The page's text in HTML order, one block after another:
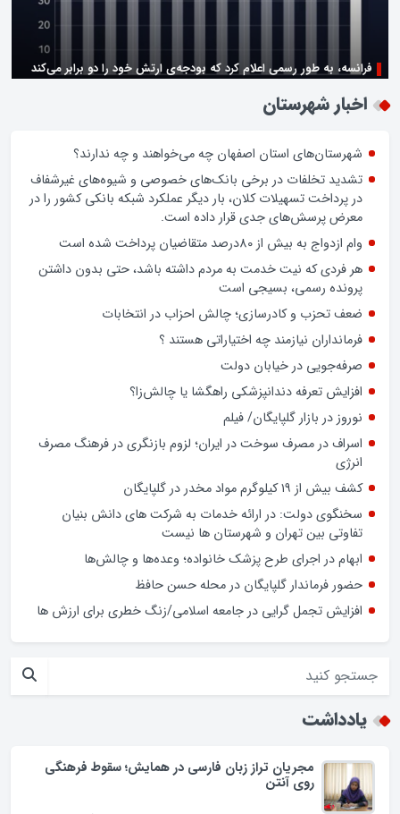
فرانسه، به طور رسمی اعلام کرد که بودجه‌ی ارتش خود را دو برابر می‌کند
زن اگر خوب باشه یه زندگی حالش خوبه/روز زن مبارک
اخبار شهرستان
شهرستان‌های استان اصفهان چه می‌خواهند و چه ندارند؟
تشدید تخلفات در برخی بانک‌های خصوصی و شیوه‌های غیرشفاف
در پرداخت تسهیلات کلان، بار دیگر عملکرد شبکه بانکی کشور را در
معرض پرسش‌های جدی قرار داده است.
وام ازدواج به بیش از 80درصد متقاضیان پرداخت شده است
هر فردی که نیت خدمت به مردم داشته باشد، حتی بدون داشتن
پرونده رسمی، بسیجی است
ضعف تحزب و کادرسازی؛ چالش احزاب در انتخابات
فرمانداران نیازمند چه اختیاراتی هستند ؟
صرفه‌جویی در خیابان دولت
افزایش تعرفه دندانپزشکی راهگشا یا چالش‌زا؟
نوروز در بازار گلپایگان/ فیلم
اسراف در مصرف سوخت در ایران؛ لزوم بازنگری در فرهنگ مصرف
انرژی
کشف بیش از ۱۹ کیلوگرم مواد مخدر در گلپایگان
سخنگوی دولت: در ارائه خدمات به شرکت های دانش بنیان
تفاوتی بین تهران و شهرستان ها نیست
افزایش تجمل گرایی در جامعه اسلامی/زنگ خطری برای ارزش ها
یادداشت